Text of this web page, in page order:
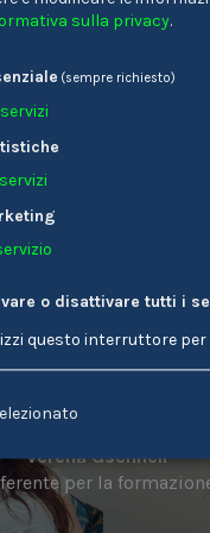
Invia
25 anni.
Stories
Verena Gschnell
per la
sulla privacy.
(sempre richiesto)
servizi
servizi
o disattivare tutti i
questo interruttore